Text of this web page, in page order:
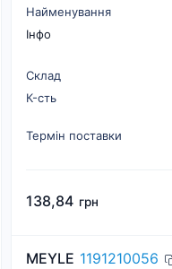
Найменування
Інфо
Склад
К-cть
Термін поставки
138,84 грн
MEYLE 1191210056